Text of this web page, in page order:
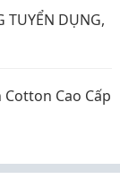
TUYỂN DỤNG,
Cao Cấp